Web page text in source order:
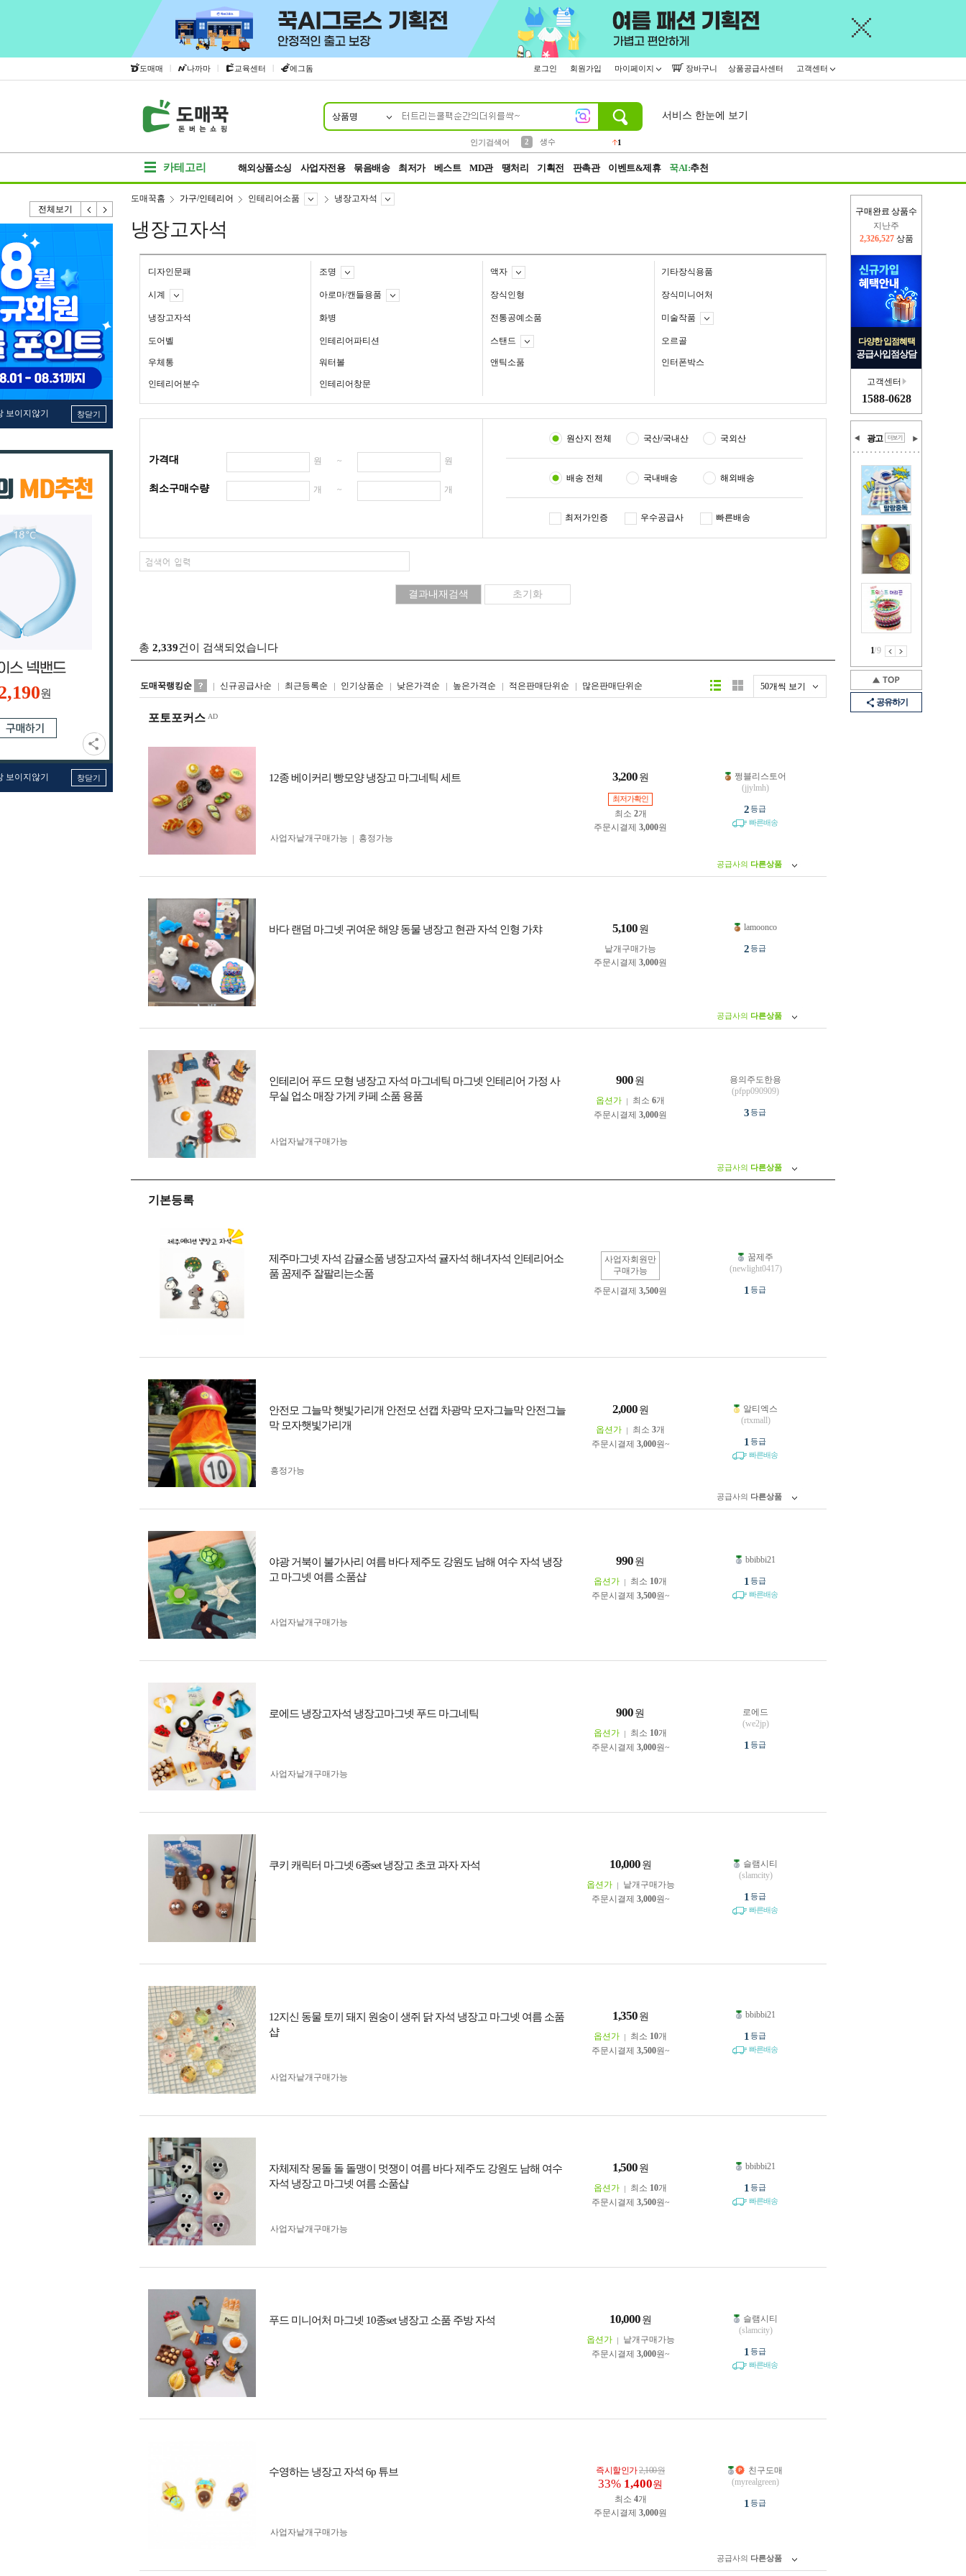
도매매 | 나까마 | 교육센터 | 에그돔 로그인 회원가입 마이페이지 장바구니 상품공급사센터 고객센터
상품명
인기검색어
2
생수
1
서비스 한눈에 보기
카테고리 해외상품소싱 사업자전용 묶음배송 최저가 베스트 MD관 땡처리 기획전 판촉관 이벤트&제휴 꾹AI:추천
전체보기
보이지않기 창닫기
원
보이지않기 창닫기
구매완료 상품수
이번주
2,393,446 상품
다양한 입점혜택
공급사입점상담
고객센터
1588-0628
광고
1/9
공유하기
도매꾹홈 가구/인테리어 인테리어소품 냉장고자석
냉장고자석
디자인문패 조명 액자 기타장식용품
시계 아로마/캔들용품 장식인형 장식미니어처
냉장고자석 화병 전통공예소품 미술작품
도어벨 인테리어파티션 스탠드 오르골
우체통 워터볼 앤틱소품 인터폰박스
인테리어분수 인테리어창문
가격대 원 ~ 원
최소구매수량 개 ~ 개
원산지 전체 국산/국내산 국외산
배송 전체 국내배송 해외배송
최저가인증 우수공급사 빠른배송
총 2,339건이 검색되었습니다
도매꾹랭킹순 신규공급사순 최근등록순 인기상품순 낮은가격순 높은가격순 적은판매단위순 많은판매단위순 50개씩 보기
리스트형갤러리형
포토포커스
12종 베이커리 빵모양 냉장고 마그네틱 세트 3,200 원
최저가확인
최소 2개
주문시결제 3,000원
사업자 낱개구매가능
흥정가능
쩡블리스토어
(jjylmh)
2등급
빠른배송
공급사의 다른상품
바다 랜덤 마그넷 귀여운 해양 동물 냉장고 현관 자석 인형 가챠 5,100 원
낱개구매가능
주문시결제 3,000원
lamoonco
2등급
공급사의 다른상품
인테리어 푸드 모형 냉장고 자석 마그네틱 마그넷 인테리어 가정 사
무실 업소 매장 가게 카페 소품 용품
900 원
옵션가 최소 6개
주문시결제 3,000원
사업자 낱개구매가능
용의주도한용
(pfpp090909)
3등급
공급사의 다른상품
기본등록
제주마그넷 자석 감귤소품 냉장고자석 귤자석 해녀자석 인테리어소
품 꿈제주 잘팔리는소품
사업자회원만
구매가능
주문시결제 3,500원
꿈제주
(newlight0417)
1 등급
안전모 그늘막 햇빛가리개 안전모 선캡 차광막 모자그늘막 안전그늘
막 모자햇빛가리개
2,000 원
옵션가 최소 3개
주문시결제 3,000원~
흥정가능
알티엑스
(rtxmall)
1 등급
빠른배송
공급사의 다른상품
야광 거북이 불가사리 여름 바다 제주도 강원도 남해 여수 자석 냉장
고 마그넷 여름 소품샵
990 원
옵션가 최소 10개
주문시결제 3,500원~
사업자 낱개구매가능
bbibbi21
1 등급
빠른배송
로에드 냉장고자석 냉장고마그넷 푸드 마그네틱 900 원
옵션가 최소 10개
주문시결제 3,000원~
사업자 낱개구매가능
로에드
(we2jp)
1 등급
쿠키 캐릭터 마그넷 6종set 냉장고 초코 과자 자석 10,000 원
옵션가
낱개구매가능
주문시결제 3,000원~
슬램시티
(slamcity)
1 등급
빠른배송
12지신 동물 토끼 돼지 원숭이 생쥐 닭 자석 냉장고 마그넷 여름 소품
샵
1,350 원
옵션가 최소 10개
주문시결제 3,500원~
사업자 낱개구매가능
bbibbi21
1 등급
빠른배송
자체제작 몽돌 돌 돌맹이 멋쟁이 여름 바다 제주도 강원도 남해 여수
자석 냉장고 마그넷 여름 소품샵
1,500 원
옵션가 최소 10개
주문시결제 3,500원~
사업자 낱개구매가능
bbibbi21
1 등급
빠른배송
푸드 미니어처 마그넷 10종set 냉장고 소품 주방 자석 10,000 원
옵션가
낱개구매가능
주문시결제 3,000원~
슬램시티
(slamcity)
1 등급
빠른배송
수영하는 냉장고 자석 6p 튜브 즉시할인가2,100원
33% 1,400원
최소 4개
주문시결제 3,000원
사업자 낱개구매가능
친구도매
(myrealgreen)
1 등급
공급사의 다른상품